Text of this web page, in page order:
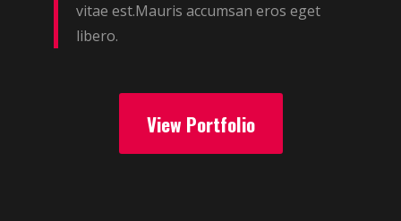
vitae est.Mauris accumsan eros eget
libero.
View Portfolio